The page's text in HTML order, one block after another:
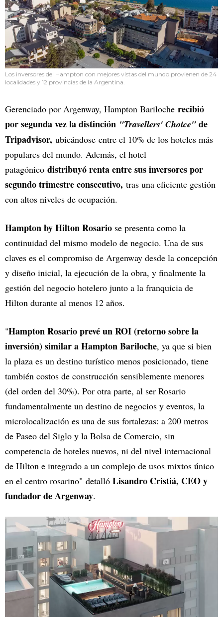
Los inversores del Hampton con mejores vistas del mundo provienen de 24
localidades y 12 provincias de la Argentina.
Gerenciado por Argenway, Hampton Bariloche recibió
por segunda vez la distinción "Travellers' Choice" de
Tripadvisor, ubicándose entre el 10% de los hoteles más
populares del mundo. Además, el hotel
patagónico distribuyó renta entre sus inversores por
segundo trimestre consecutivo, tras una eficiente gestión
con altos niveles de ocupación.
Hampton by Hilton Rosario se presenta como la
continuidad del mismo modelo de negocio. Una de sus
claves es el compromiso de Argenway desde la concepción
y diseño inicial, la ejecución de la obra, y finalmente la
gestión del negocio hotelero junto a la franquicia de
Hilton durante al menos 12 años.
"Hampton Rosario prevé un ROI (retorno sobre la
inversión) similar a Hampton Bariloche, ya que si bien
la plaza es un destino turístico menos posicionado, tiene
también costos de construcción sensiblemente menores
(del orden del 30%). Por otra parte, al ser Rosario
fundamentalmente un destino de negocios y eventos, la
microlocalización es una de sus fortalezas: a 200 metros
de Paseo del Siglo y la Bolsa de Comercio, sin
competencia de hoteles nuevos, ni del nivel internacional
de Hilton e integrado a un complejo de usos mixtos único
en el centro rosarino" detalló Lisandro Cristiá, CEO y
fundador de Argenway.